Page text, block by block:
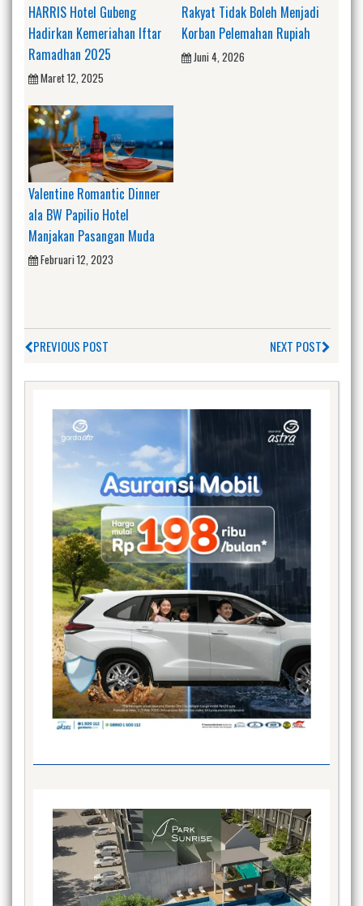
HARRIS Hotel Gubeng
Hadirkan Kemeriahan Iftar
Ramadhan 2025
Maret 12, 2025
Rakyat Tidak Boleh Menjadi
Korban Pelemahan Rupiah
Juni 4, 2026
Valentine Romantic Dinner
ala BW Papilio Hotel
Manjakan Pasangan Muda
Februari 12, 2023
PREVIOUS POST NEXT POST